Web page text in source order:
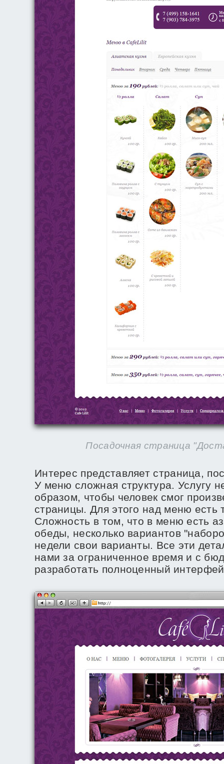
Посадочная страница
Интерес представляет страница,
У меню сложная структура. Услугу
образом, чтобы человек смог
страницы. Для этого над меню есть
Сложность в том, что в меню есть
обеды, несколько вариантов
недели свои варианты. Все эти
нами за ограниченное время и с
разработать полноценный